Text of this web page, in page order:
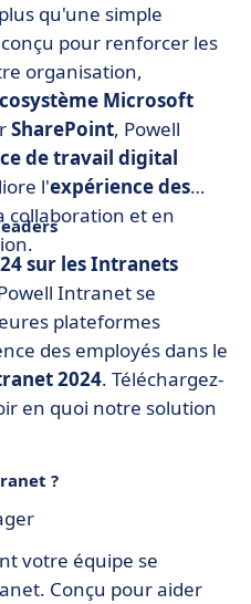
qu'une simple
pour renforcer les
organisation,
Microsoft
SharePoint, Powell
de travail digital
l'expérience des
collaboration et en
sur les Intranets
Intranet se
plateformes
des employés dans le
2024. Téléchargez-
en quoi notre solution
?
votre équipe se
Conçu pour aider